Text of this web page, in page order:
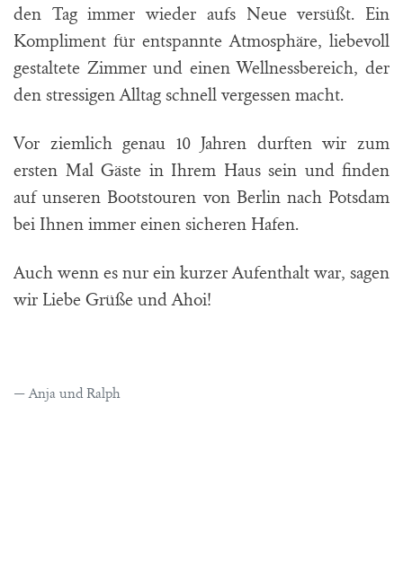
den Tag immer wieder aufs Neue versüßt. Ein
Kompliment für entspannte Atmosphäre, liebevoll
gestaltete Zimmer und einen Wellnessbereich, der
den stressigen Alltag schnell vergessen macht.
Vor ziemlich genau 10 Jahren durften wir zum
ersten Mal Gäste in Ihrem Haus sein und finden
auf unseren Bootstouren von Berlin nach Potsdam
bei Ihnen immer einen sicheren Hafen.
Auch wenn es nur ein kurzer Aufenthalt war, sagen
wir Liebe Grüße und Ahoi!
Anja und Ralph